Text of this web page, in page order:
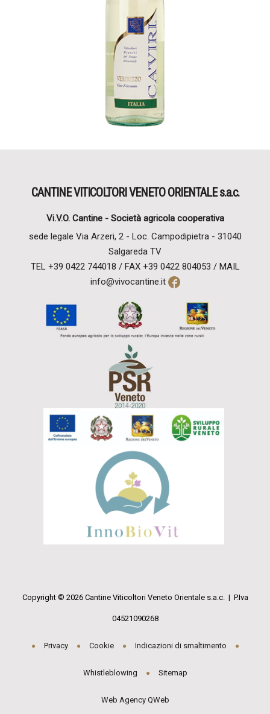
CANTINE VITICOLTORI VENETO ORIENTALE s.a.c.
Vi.V.O. Cantine - Società agricola cooperativa
sede legale Via Arzeri, 2 - Loc. Campodipietra - 31040
Salgareda TV
TEL+39 0422 744018 / FAX +39 0422 804053 / MAIL
info@vivocantine.it
Copyright © 2026 Cantine Viticoltori Veneto Orientale s.a.c. | P.Iva
04521090268
Privacy Cookie Indicazioni di smaltimento
Whistleblowing Sitemap
Web Agency QWeb